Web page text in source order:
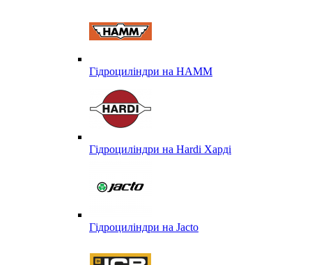
Гідроциліндри на HAMM
Гідроциліндри на Hardi Харді
Гідроциліндри на Jacto